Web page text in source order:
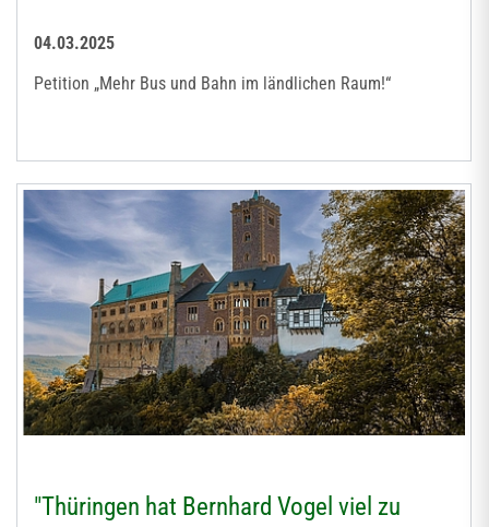
04.03.2025
Petition „Mehr Bus und Bahn im ländlichen Raum!“
"Thüringen hat Bernhard Vogel viel zu